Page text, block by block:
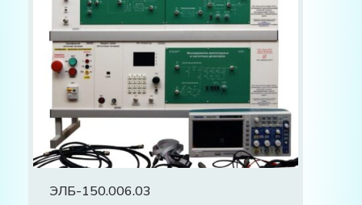
ЭЛБ-150.006.03